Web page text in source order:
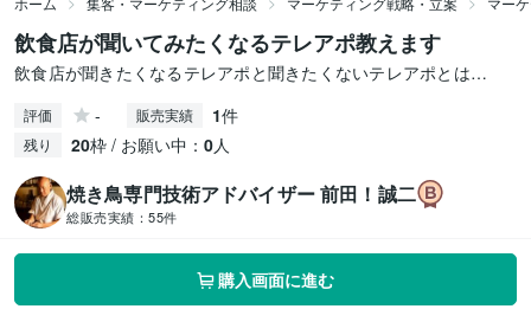
飲食店が聞いてみたくなるテレアポ教えます
飲食店が聞きたくなるテレアポと聞きたくないテレアポとは…
評価 - 販売実績 1件
残り 20枠 / お願い中： 0人
焼き鳥専門技術アドバイザー 前田！誠二
総販売実績： 55件
購入画面に進む